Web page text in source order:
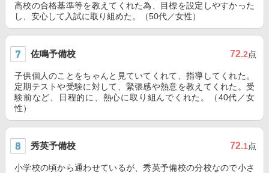
高校の合格基準等を教えてくれた為、目標を設定しやすかった
し、安心して入試に取り組めた。（50代／女性）
佐鳴予備校 72.2点
子供個人のことをちゃんと見ていてくれて、指導してくれた。
定期テストや受験に対して、緊張感や熱意を教えてくれた。受
験前など、日程的に、熱心に取り組んでくれた。（40代／女
性）
秀英予備校 72.1点
小学校の頃から通わせているが、秀英予備校の分校なので小さ